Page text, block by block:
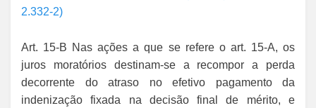
2.332-2)
Art. 15-B Nas ações a que se refere o art. 15-A, os
juros moratórios destinam-se a recompor a perda
decorrente do atraso no efetivo pagamento da
indenização fixada na decisão final de mérito, e